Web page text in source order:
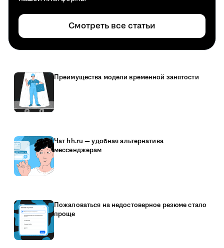
Смотреть все статьи
Преимущества модели временной занятости
Чат hh.ru — удобная альтернатива
мессенджерам
Пожаловаться на недостоверное резюме стало
проще